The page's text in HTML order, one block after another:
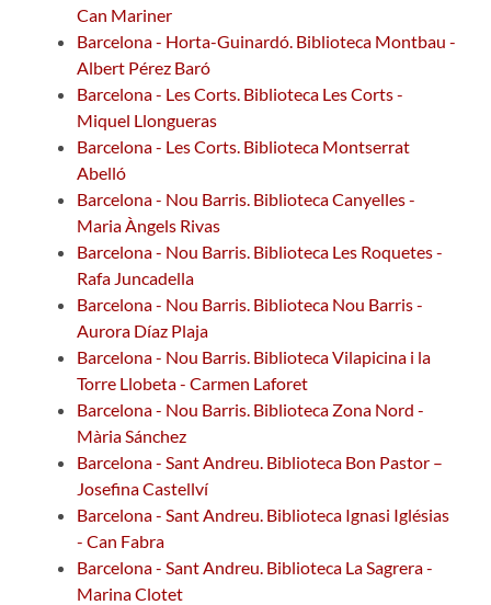
Can Mariner
Barcelona - Horta-Guinardó. Biblioteca Montbau -
Albert Pérez Baró
Barcelona - Les Corts. Biblioteca Les Corts -
Miquel Llongueras
Barcelona - Les Corts. Biblioteca Montserrat
Abelló
Barcelona - Nou Barris. Biblioteca Canyelles -
Maria Àngels Rivas
Barcelona - Nou Barris. Biblioteca Les Roquetes -
Rafa Juncadella
Barcelona - Nou Barris. Biblioteca Nou Barris -
Aurora Díaz Plaja
Barcelona - Nou Barris. Biblioteca Vilapicina i la
Torre Llobeta - Carmen Laforet
Barcelona - Nou Barris. Biblioteca Zona Nord -
Mària Sánchez
Barcelona - Sant Andreu. Biblioteca Bon Pastor –
Josefina Castellví
Barcelona - Sant Andreu. Biblioteca Ignasi Iglésias
- Can Fabra
Barcelona - Sant Andreu. Biblioteca La Sagrera -
Marina Clotet